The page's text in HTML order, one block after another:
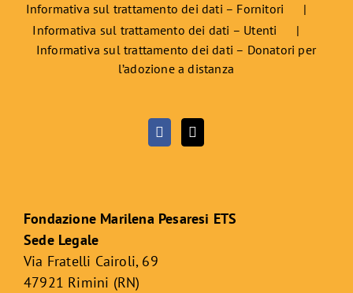
Informativa sul trattamento dei dati – Fornitori
Informativa sul trattamento dei dati – Utenti
Informativa sul trattamento dei dati – Donatori per
l’adozione a distanza
Fondazione Marilena Pesaresi ETS
Sede Legale
Via Fratelli Cairoli, 69
47921 Rimini (RN)